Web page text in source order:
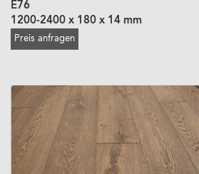
E76
1200-2400 x 180 x 14 mm
Preis anfragen